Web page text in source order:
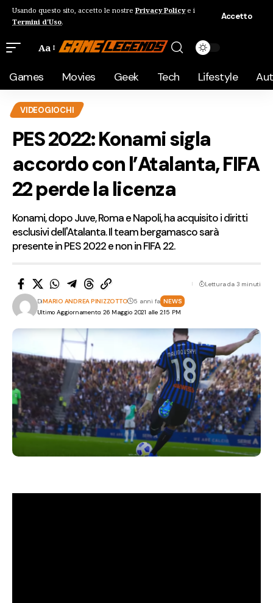
Usando questo sito, accetto le nostre Privacy Policye i
Termini d'Uso.
Accetto
Aa
Games Movies Geek Tech Lifestyle
VIDEOGIOCHI
PES 2022: Konami sigla
accordo con l’Atalanta, FIFA
22 perde la licenza
Konami, dopo Juve, Roma e Napoli, ha acquisito i diritti
esclusivi dell'Atalanta. Il team bergamasco sarà
presente in PES 2022 e non in FIFA 22.
Ultimo Aggiornamento: 26 Maggio 2021 alle 2:15 PM
DiMARIO ANDREA PINIZZOTTO 5 anni fa NEWS
Lettura da 3 minuti